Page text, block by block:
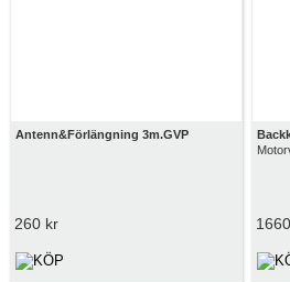
Antenn&Förlängning 3m.GVP
260 kr